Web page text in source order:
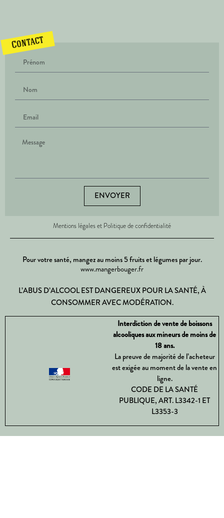
Contact
ENVOYER
Mentions légales et Politique de confidentialité
Pour votre santé, mangez au moins 5 fruits et légumes par jour.
www.mangerbouger.fr
L’ABUS D’ALCOOL EST DANGEREUX POUR LA SANTÉ, À
CONSOMMER AVEC MODÉRATION.
Interdiction de vente de boissons
alcooliques aux mineurs de moins de
18 ans.
La preuve de majorité de l’acheteur
est exigée au moment de la vente en
ligne.
CODE DE LA SANTÉ
PUBLIQUE, ART. L3342-1 ET
L3353-3